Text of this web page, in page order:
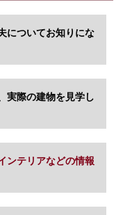
についてお知りにな
実際の建物を見学し
ンテリアなどの情報